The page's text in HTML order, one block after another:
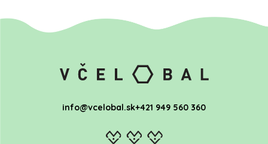
info@vcelobal.sk+421 949 560 360